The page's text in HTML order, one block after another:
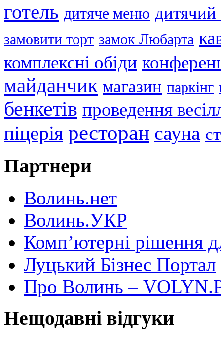
готель дитяче меню
замовити торт замок Любарта
комплексні обіди
майданчик магазин паркінг
бенкетів проведення
піцерія ресторан сауна
Партнери
Волинь.нет
Волинь.УКР
Комп’ютерні рішення
Луцький Бізнес Портал
Про Волинь –
Нещодавні відгуки